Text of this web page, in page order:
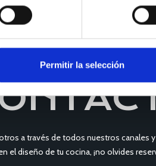
Permitir la selección
a través de todos nuestros canales
el diseño de tu cocina, ¡no olvides